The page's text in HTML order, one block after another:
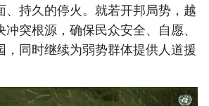
、持久的停火。就若开邦局势，越
突根源，确保民众安全、自愿、
，同时继续为弱势群体提供人道援